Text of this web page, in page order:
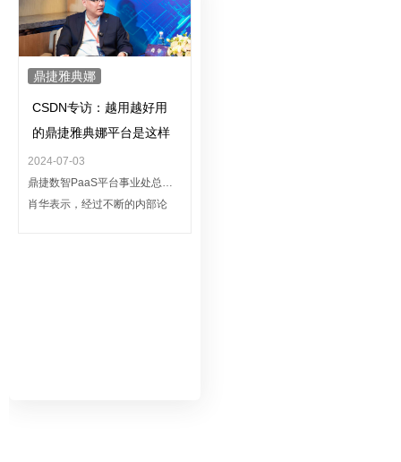
鼎捷雅典娜
CSDN专访：越用越好用
的鼎捷雅典娜平台是这样
炼成的
2024-07-03
鼎捷数智PaaS平台事业处总监
肖华表示，经过不断的内部论